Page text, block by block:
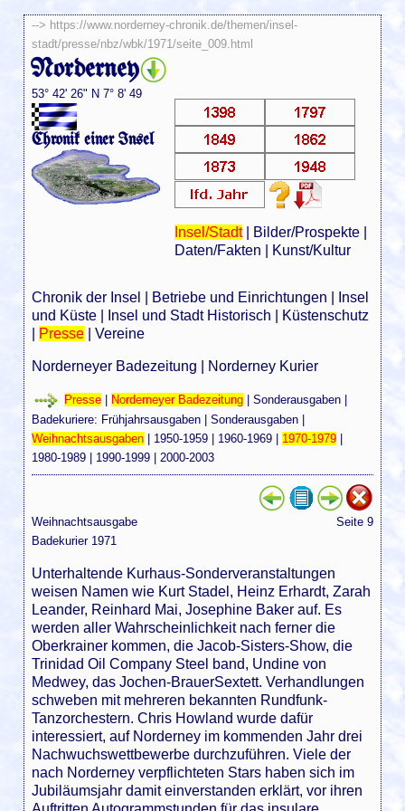
--> https://www.norderney-chronik.de/themen/insel-
stadt/presse/nbz/wbk/1971/seite_009.html
Norderney
53° 42' 26" N 7° 8' 49
Chronik einer Insel
Insel/Stadt| Bilder/Prospekte|
Daten/Fakten
Kunst/Kultur
Chronik der Insel Betriebe und Einrichtungen
Insel
und Küste
Insel und Stadt Historisch
Küstenschutz
Presse |Vereine
Norderneyer Badezeitung Norderney Kurier
Presse Norderneyer Badezeitung |Sonderausgaben
Badekuriere: Frühjahrsausgaben |Sonderausgaben |
Weihnachtsausgaben | 1950-1959 | 1960-1969 | 1970-1979 |
1980-1989 | 1990-1999 | 2000-2003
Weihnachtsausgabe
Badekurier 1971
Seite 9
Unterhaltende Kurhaus-Sonderveranstaltungen
weisen Namen wie Kurt Stadel, Heinz Erhardt, Zarah
Leander, Reinhard Mai, Josephine Baker auf. Es
werden aller Wahrscheinlichkeit nach ferner die
Oberkrainer kommen, die Jacob-Sisters-Show, die
Trinidad Oil Company Steel band, Undine von
Medwey, das Jochen-BrauerSextett. Verhandlungen
schweben mit mehreren bekannten Rundfunk-
Tanzorchestern. Chris Howland wurde dafür
interessiert, auf Norderney im kommenden Jahr drei
Nachwuchswettbewerbe durchzuführen. Viele der
nach Norderney verpflichteten Stars haben sich im
Jubiläumsjahr damit einverstanden erklärt, vor ihren